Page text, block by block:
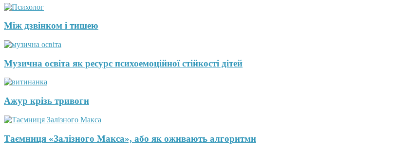
Між дзвінком і тишею
Музична освіта як ресурс психоемоційної стійкості дітей
Ажур крізь тривоги
Таємниця «Залізного Макса», або як оживають алгоритми